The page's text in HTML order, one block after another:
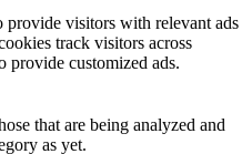
provide visitors with relevant ads
track visitors across
provide customized ads.
that are being analyzed and
as yet.